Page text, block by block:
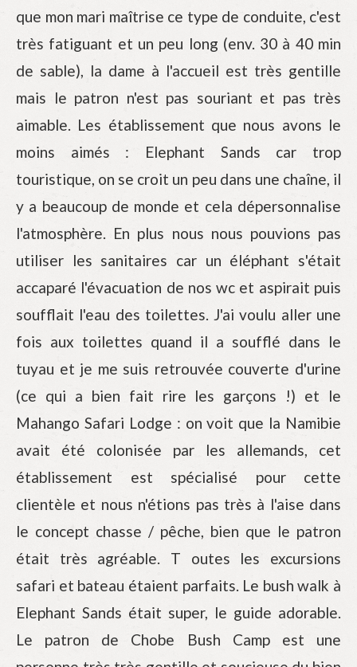
que mon mari maîtrise ce type de conduite, c'est
très fatiguant et un peu long (env. 30 à 40 min
de sable), la dame à l'accueil est très gentille
mais le patron n'est pas souriant et pas très
aimable. Les établissement que nous avons le
moins aimés : Elephant Sands car trop
touristique, on se croit un peu dans une chaîne, il
y a beaucoup de monde et cela dépersonnalise
l'atmosphère. En plus nous nous pouvions pas
utiliser les sanitaires car un éléphant s'était
accaparé l'évacuation de nos wc et aspirait puis
soufflait l'eau des toilettes. J'ai voulu aller une
fois aux toilettes quand il a soufflé dans le
tuyau et je me suis retrouvée couverte d'urine
(ce qui a bien fait rire les garçons !) et le
Mahango Safari Lodge : on voit que la Namibie
avait été colonisée par les allemands, cet
établissement est spécialisé pour cette
clientèle et nous n'étions pas très à l'aise dans
le concept chasse / pêche, bien que le patron
était très agréable. T outes les excursions
safari et bateau étaient parfaits. Le bush walk à
Elephant Sands était super, le guide adorable.
Le patron de Chobe Bush Camp est une